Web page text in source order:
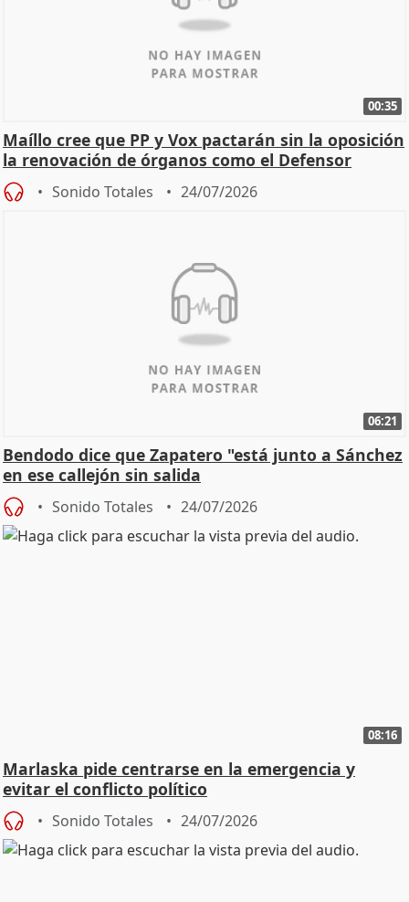
00:35
Maíllo cree que PP y Vox pactarán sin la oposición
la renovación de órganos como el Defensor
Sonido Totales 24/07/2026
06:21
Bendodo dice que Zapatero "está junto a Sánchez
en ese callejón sin salida
Sonido Totales 24/07/2026
08:16
Marlaska pide centrarse en la emergencia y
evitar el conflicto político
Sonido Totales 24/07/2026